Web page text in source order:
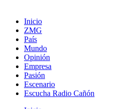
Inicio
ZMG
País
Mundo
Opinión
Empresa
Pasión
Escenario
Escucha Radio Cañón